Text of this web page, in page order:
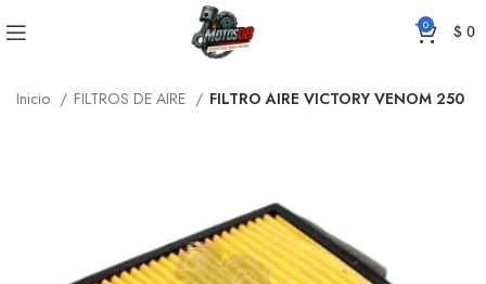
0 $0
Inicio FILTROS DE AIRE FILTRO AIRE VICTORY VENOM 250